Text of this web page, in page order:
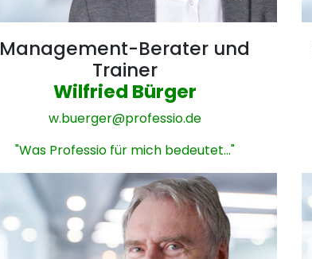
Management-Berater und
Trainer
Wilfried Bürger
w.buerger@professio.de
"Was Professio für mich bedeutet..."